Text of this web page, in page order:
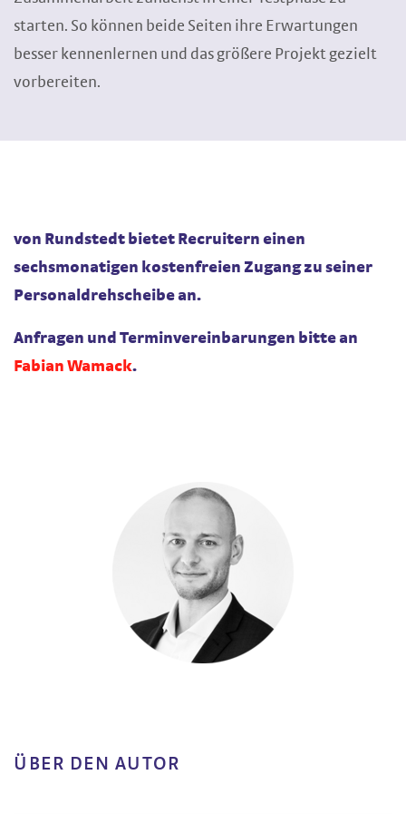
starten. So können beide Seiten ihre Erwartungen
besser kennenlernen und das größere Projekt gezielt
vorbereiten.
von Rundstedt bietet Recruitern einen
sechsmonatigen kostenfreien Zugang zu seiner
Personaldrehscheibe an.
Anfragen und Terminvereinbarungen bitte an
Fabian Wamack.
ÜBER DEN AUTOR